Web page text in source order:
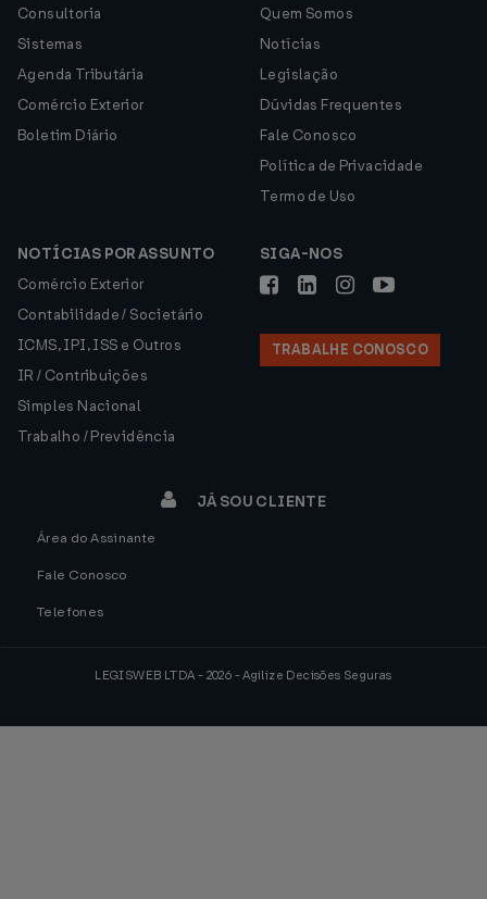
Consultoria
Sistemas
Agenda Tributária
Comércio Exterior
Boletim Diário
Quem Somos
Notícias
Legislação
Dúvidas Frequentes
Fale Conosco
Política de Privacidade
Termo de Uso
NOTÍCIAS POR ASSUNTO
Comércio Exterior
Contabilidade / Societário
ICMS, IPI, ISS e Outros
IR / Contribuições
Simples Nacional
Trabalho / Previdência
SIGA-NOS
TRABALHE CONOSCO
JÁ SOU CLIENTE
Área do Assinante
Fale Conosco
Telefones
LEGISWEB LTDA - 2026 - Agilize Decisões Seguras